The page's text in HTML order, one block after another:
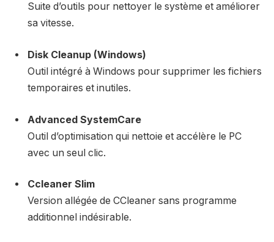
Suite d’outils pour nettoyer le système et améliorer
sa vitesse.
Disk Cleanup (Windows)
Outil intégré à Windows pour supprimer les fichiers
temporaires et inutiles.
Advanced SystemCare
Outil d’optimisation qui nettoie et accélère le PC
avec un seul clic.
Ccleaner Slim
Version allégée de CCleaner sans programme
additionnel indésirable.